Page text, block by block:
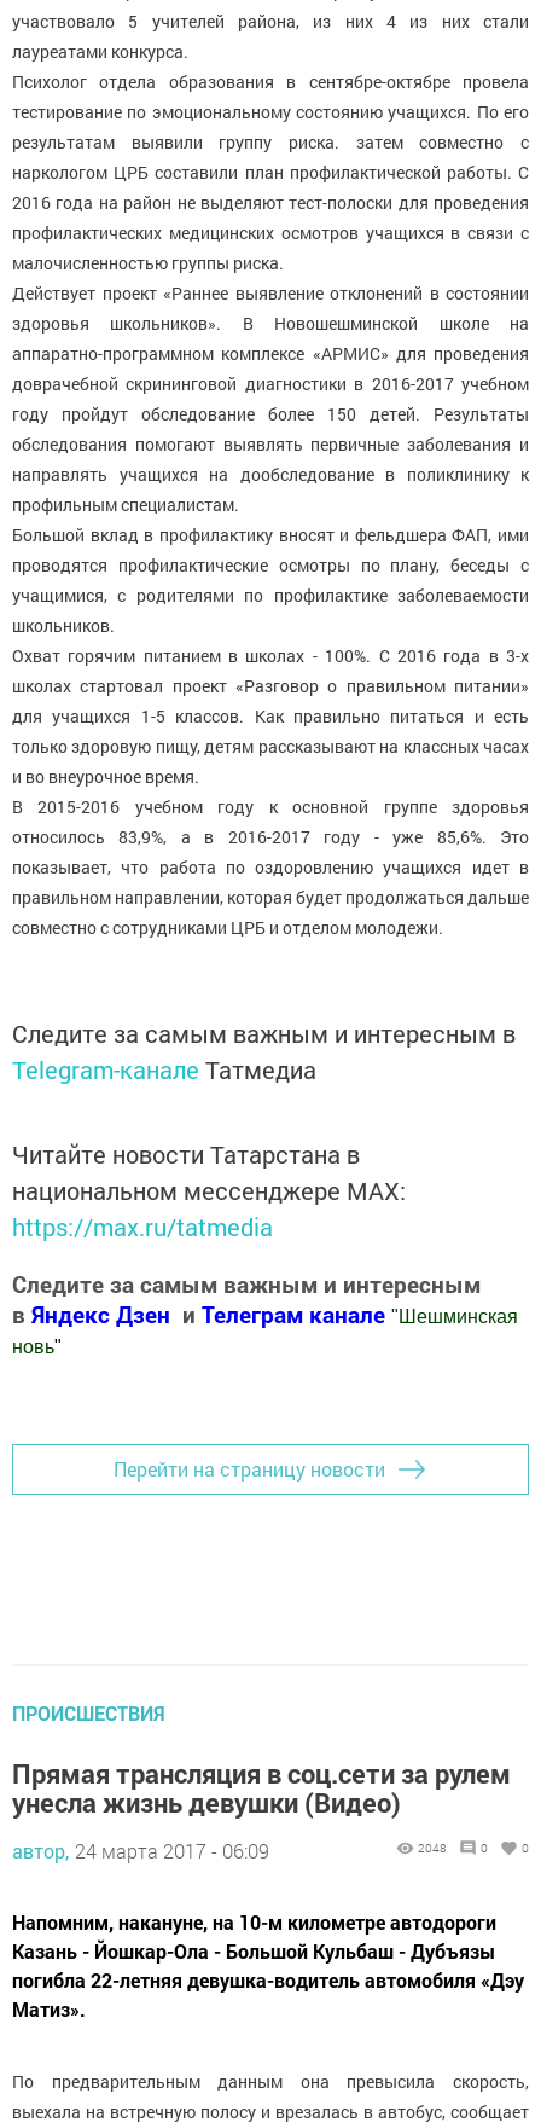
участвовало 5 учителей района, из них 4 из них стали
лауреатами конкурса.
Психолог отдела образования в сентябре-октябре провела
тестирование по эмоциональному состоянию учащихся. По его
результатам выявили группу риска. затем совместно с
наркологом ЦРБ составили план профилактической работы. С
2016 года на район не выделяют тест-полоски для проведения
профилактических медицинских осмотров учащихся в связи с
малочисленностью группы риска.
Действует проект «Раннее выявление отклонений в состоянии
здоровья школьников». В Новошешминской школе на
аппаратно-программном комплексе «АРМИС» для проведения
доврачебной скрининговой диагностики в 2016-2017 учебном
году пройдут обследование более 150 детей. Результаты
обследования помогают выявлять первичные заболевания и
направлять учащихся на дообследование в поликлинику к
профильным специалистам.
Большой вклад в профилактику вносят и фельдшера ФАП, ими
проводятся профилактические осмотры по плану, беседы с
учащимися, с родителями по профилактике заболеваемости
школьников.
Охват горячим питанием в школах - 100%. С 2016 года в 3-х
школах стартовал проект «Разговор о правильном питании»
для учащихся 1-5 классов. Как правильно питаться и есть
только здоровую пищу, детям рассказывают на классных часах
и во внеурочное время.
В 2015-2016 учебном году к основной группе здоровья
относилось 83,9%, а в 2016-2017 году - уже 85,6%. Это
показывает, что работа по оздоровлению учащихся идет в
правильном направлении, которая будет продолжаться дальше
совместно с сотрудниками ЦРБ и отделом молодежи.
Следите за самым важным и интересным в
Telegram-канале Татмедиа
Читайте новости Татарстана в
национальном мессенджере MАХ:
https://max.ru/tatmedia
Следите за самым важным и интересным
в Яндекс Дзен и Телеграм канале " Шешминская
новь"
Перейти на страницу новости
ПРОИСШЕСТВИЯ
Прямая трансляция в соц.сети за рулем
унесла жизнь девушки (Видео)
автор, 24 марта 2017 - 06:09 2048 0 0
Напомним, накануне, на 10-м километре автодороги
Казань - Йошкар-Ола - Большой Кульбаш - Дубъязы
погибла 22-летняя девушка-водитель автомобиля «Дэу
Матиз».
По предварительным данным она превысила скорость,
выехала на встречную полосу и врезалась в автобус, сообщает